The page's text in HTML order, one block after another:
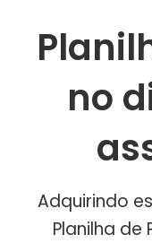
no
Adquirindo
Planilha